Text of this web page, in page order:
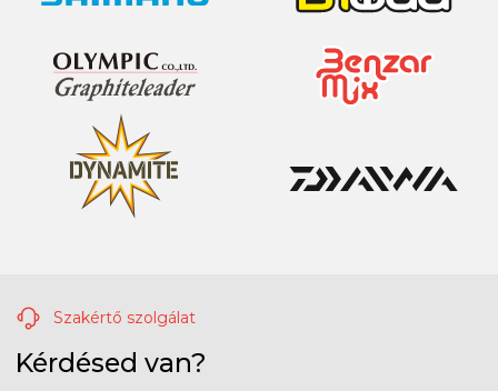
Szakértő szolgálat
Kérdésed van?